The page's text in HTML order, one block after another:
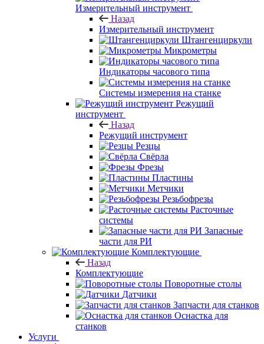
Измерительный инструмент
Назад
Измерительный инструмент
Штангенциркули
Микрометры
Индикаторы часового типа
Системы измерения на станке
Режущий
инструмент
Назад
Режущий инструмент
Резцы
Свёрла
Фрезы
Пластины
Метчики
Резьбофрезы
Расточные
системы
Запасные
части для РИ
Комплектующие
Назад
Комплектующие
Поворотные столы
Датчики
Запчасти для станков
Оснастка для
станков
Услуги